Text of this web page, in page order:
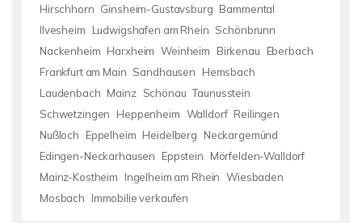
Hirschhorn Ginsheim-Gustavsburg Bammental
Ilvesheim
Ludwigshafen am Rhein Schönbrunn
Nackenheim Harxheim Weinheim Birkenau
Eberbach
Frankfurt am Main Sandhausen
Hemsbach
Laudenbach Mainz Schönau Taunusstein
Schwetzingen
Heppenheim Walldorf Reilingen
Nußloch
Eppelheim Heidelberg
Neckargemünd
Edingen-Neckarhausen
Eppstein
Mörfelden-Walldorf
Mainz-Kostheim
Ingelheim am Rhein Wiesbaden
Mosbach
Immobilie verkaufen